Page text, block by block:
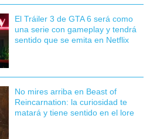
El Tráiler 3 de GTA 6 será como
una serie con gameplay y tendrá
sentido que se emita en Netflix
No mires arriba en Beast of
Reincarnation: la curiosidad te
matará y tiene sentido en el lore